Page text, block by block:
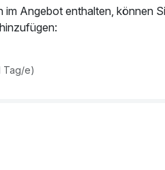
im Angebot enthalten, können
pro Stück (1 Tag/e)